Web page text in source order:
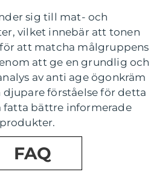
sig till mat- och
vilket innebär att tonen
att matcha målgruppens
att ge en grundlig och
av anti age ögonkräm
djupare förståelse för detta
fatta bättre informerade
FAQ